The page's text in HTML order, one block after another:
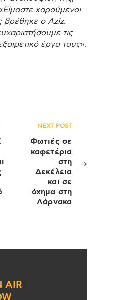
Είμαστε χαρούμενοι
βρέθηκε ο Aziz.
τις
έργο τους».
NEXT POST
Φωτιές σε
καφετέρια
στη
Δεκέλεια
και σε
όχημα στη
Λάρνακα
AIR